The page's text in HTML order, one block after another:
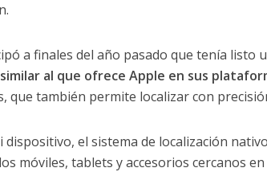
a finales del año pasado que tenía listo
similar al que ofrece Apple en sus
que también permite localizar con
dispositivo, el sistema de localización
móviles, tablets y accesorios cercanos